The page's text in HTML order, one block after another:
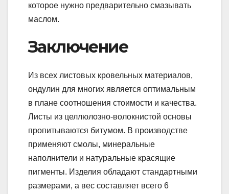
которое нужно предварительно смазывать
маслом.
Заключение
Из всех листовых кровельных материалов,
ондулин для многих является оптимальным
в плане соотношения стоимости и качества.
Листы из целлюлозно-волокнистой основы
пропитываются битумом. В производстве
применяют смолы, минеральные
наполнители и натуральные красящие
пигменты. Изделия обладают стандартными
размерами, а вес составляет всего 6